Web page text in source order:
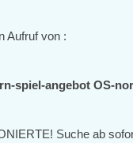
Aufruf von :
spiel-angebot OS-
Suche ab